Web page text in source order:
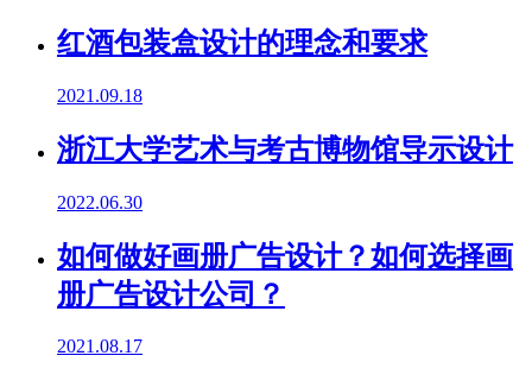
红酒包装盒设计的理念和要求
2021.09.18
浙江大学艺术与考古博物馆导示设计
2022.06.30
如何做好画册广告设计？如何选择画
册广告设计公司？
2021.08.17